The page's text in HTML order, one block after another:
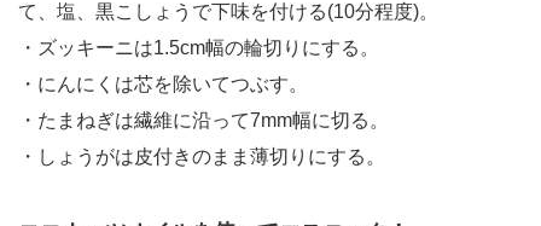
て、塩、黒こしょうで下味を付ける(10分程度)。
・ズッキーニは1.5cm幅の輪切りにする。
・にんにくは芯を除いてつぶす。
・たまねぎは繊維に沿って7mm幅に切る。
・しょうがは皮付きのまま薄切りにする。